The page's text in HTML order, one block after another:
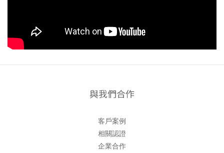
與我們合作
客戶案例
相關認證
企業合作